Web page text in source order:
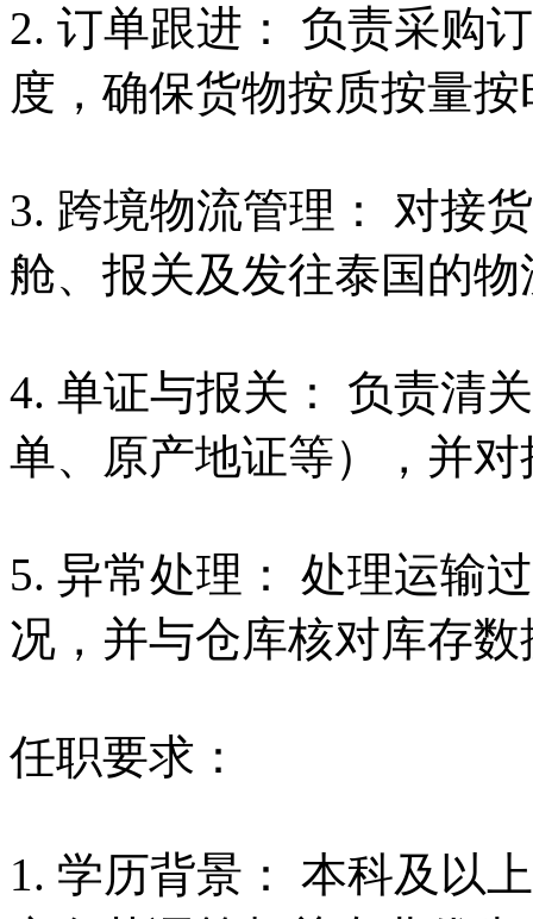
2. 订单跟进： 负责采购
度，确保货物按质按量
3. 跨境物流管理： 对接
舱、报关及发往泰国的
4. 单证与报关： 负责清
单、原产地证等），并
5. 异常处理： 处理运输
况，并与仓库核对库存数
任职要求：
1. 学历背景： 本科及以